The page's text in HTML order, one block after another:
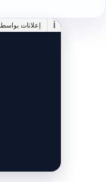
إعلانات i